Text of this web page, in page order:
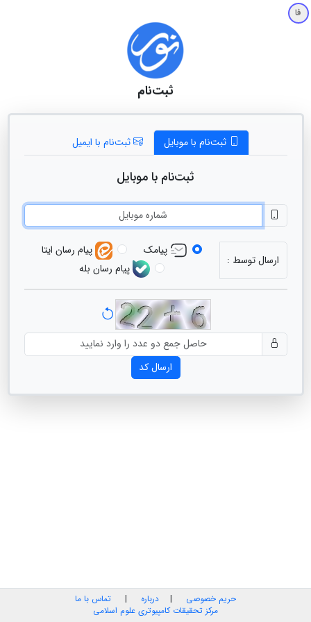
فا
‌ثبت‌نام
ثبت‌نام با موبایل
ارسال توسط :
پیامک
پیام رسان ایتا
پیام رسان بله
ارسال کد
حریم خصوصی | درباره | تماس با ما
مرکز تحقیقات کامپیوتری علوم اسلامی